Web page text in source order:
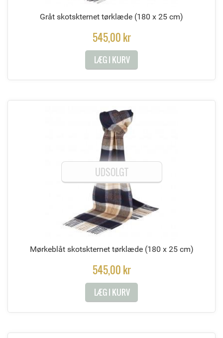
Gråt skotskternet tørklæde (180 x 25 cm)
545,00 kr
LÆG I KURV
UDSOLGT
Mørkeblåt skotskternet tørklæde (180 x 25 cm)
545,00 kr
LÆG I KURV